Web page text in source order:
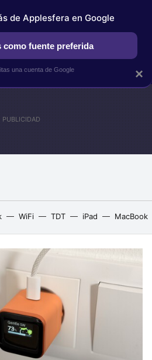
APPLESFERA SELECCIÓN
WiFi TDT iPad MacBook
×
de Applesfera en Google
como fuente preferida
una cuenta de Google